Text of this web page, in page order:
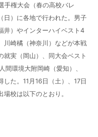
手権大会（春の高校バレ
日）に各地で行われた。男子
井）やインターハイベスト4
川崎橘（神奈川）などが本戦
就実（岡山）、同大会ベスト
環境大附岡崎（愛知）、
た。11月16日（土）、17日
場校は以下のとおり。